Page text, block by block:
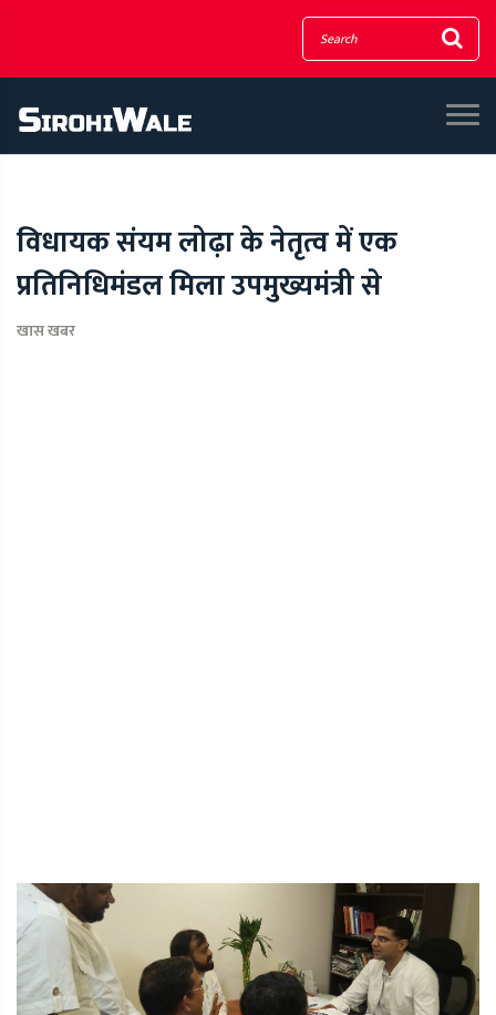
विधायक संयम लोढ़ा के नेतृत्व में एक
प्रतिनिधिमंडल मिला उपमुख्यमंत्री से
खास खबर